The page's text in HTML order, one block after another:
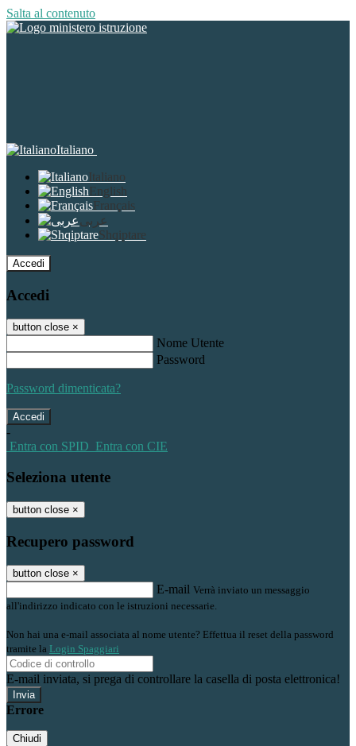
Salta al contenuto
Italiano
Italiano
English
Français
عربى
Shqiptare
Accedi
Accedi
button close ×
Nome Utente
Password
Password dimenticata?
-
Entra con SPID Entra con CIE
Seleziona utente
button close ×
Recupero password
button close ×
E-mail Verrà inviato un messaggio
all'indirizzo indicato con le istruzioni necessarie.
Non hai una e-mail associata al nome utente? Effettua il reset della password
tramite la Login Spaggiari
E-mail inviata, si prega di controllare la casella di posta elettronica!
Errore
Chiudi